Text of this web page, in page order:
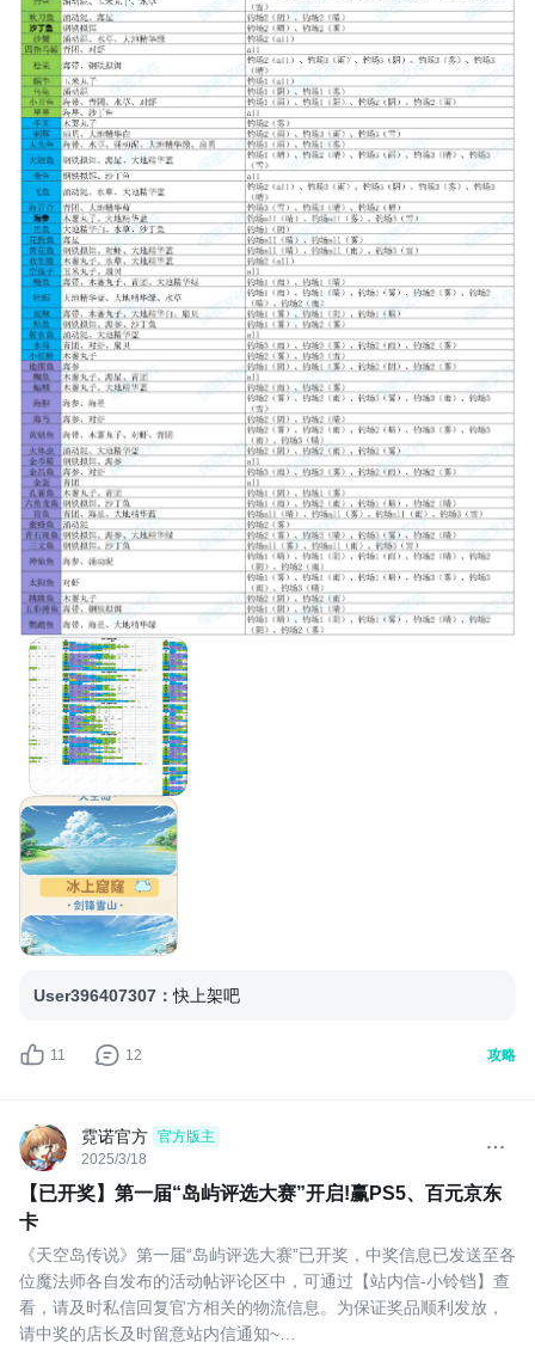
User396407307 ：快上架吧
攻略
11 12
霓诺官方 官方版主
2025/3/18
【已开奖】第一届“岛屿评选大赛”开启!赢PS5、百元京东
卡
《天空岛传说》第一届“岛屿评选大赛”已开奖，中奖信息已发送至各
位魔法师各自发布的活动帖评论区中，可通过【站内信-小铃铛】查
看，请及时私信回复官方相关的物流信息。为保证奖品顺利发放，
请中奖的店长及时留意站内信通知~